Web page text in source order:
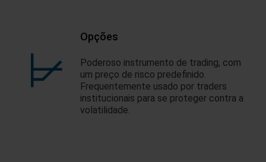
Opções
Poderoso instrumento de trading, com
um preço de risco predefinido.
Frequentemente usado por traders
institucionais para se proteger contra a
volatilidade.